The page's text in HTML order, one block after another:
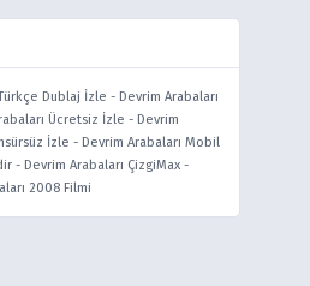
Dublaj İzle - Devrim Arabaları
Ücretsiz İzle - Devrim
İzle - Devrim Arabaları Mobil
- Devrim Arabaları ÇizgiMax -
2008 Filmi